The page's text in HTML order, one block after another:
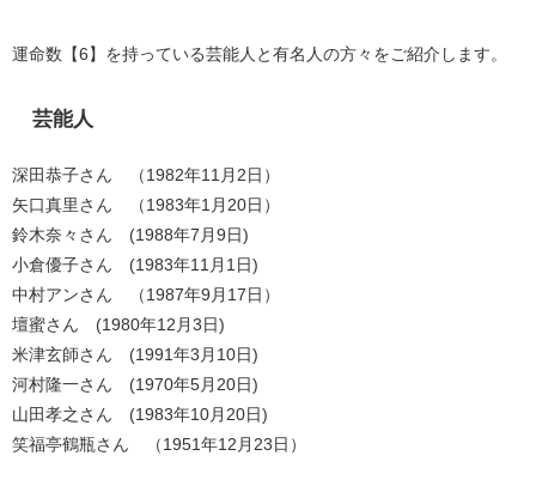
運命数【6】を持っている芸能人と有名人の方々をご紹介します。
芸能人
深田恭子さん （1982年11月2日）
矢口真里さん （1983年1月20日）
鈴木奈々さん (1988年7月9日)
小倉優子さん (1983年11月1日)
中村アンさん （1987年9月17日）
壇蜜さん (1980年12月3日)
米津玄師さん (1991年3月10日)
河村隆一さん (1970年5月20日)
山田孝之さん (1983年10月20日)
笑福亭鶴瓶さん （1951年12月23日）